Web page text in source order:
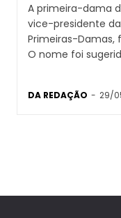
A primeira-dama
vice-presidente
Primeiras-
O nome foi
DA REDAÇÃO - 29/